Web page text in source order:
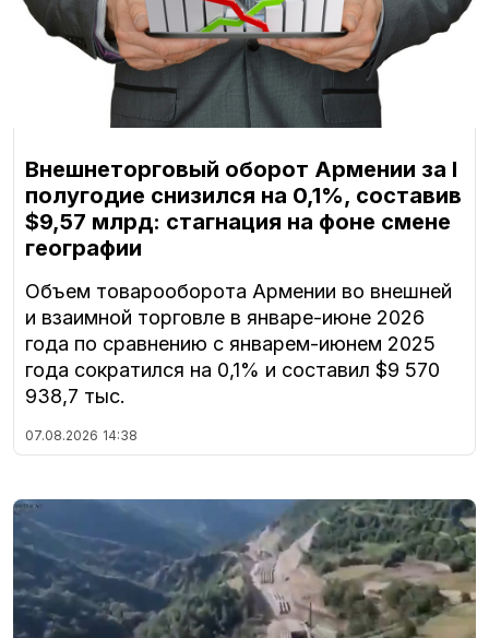
Внешнеторговый оборот Армении за I
полугодие снизился на 0,1%, составив
$9,57 млрд: стагнация на фоне смене
географии
Объем товарооборота Армении во внешней
и взаимной торговле в январе-июне 2026
года по сравнению с январем-июнем 2025
года сократился на 0,1% и составил $9 570
938,7 тыс.
07.08.2026 14:38